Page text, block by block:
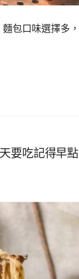
包口味選擇多
要吃記得早